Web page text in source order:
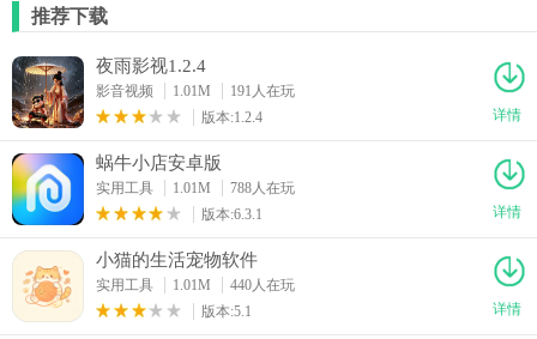
推荐下载
夜雨影视1.2.4
影音视频 1.01M
191人在玩
版本:1.2.4
详情
蜗牛小店安卓版
实用工具 1.01M
788人在玩
版本:6.3.1
详情
小猫的生活宠物软件
实用工具 1.01M
440人在玩
版本:5.1
详情